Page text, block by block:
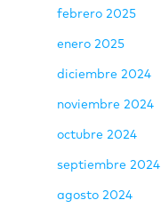
febrero 2025
enero 2025
diciembre 2024
noviembre 2024
octubre 2024
septiembre 2024
agosto 2024